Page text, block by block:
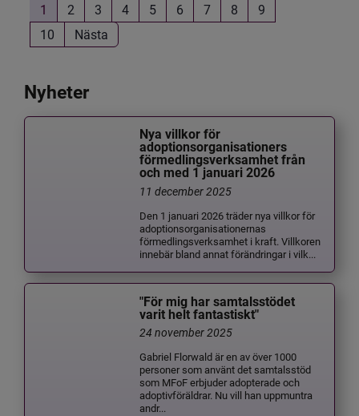
1 2 3 4 5 6 7 8
9
10
Nästa
Nyheter
Nya villkor för
adoptionsorganisationers
förmedlingsverksamhet från
och med 1 januari 2026
11 december 2025
Den 1 januari 2026 träder nya villkor för
adoptionsorganisationernas
förmedlingsverksamhet i kraft. Villkoren
innebär bland annat förändringar i vilk...
"För mig har samtalsstödet
varit helt fantastiskt"
24 november 2025
Gabriel Florwald är en av över 1000
personer som använt det samtalsstöd
som MFoF erbjuder adopterade och
adoptivföräldrar. Nu vill han uppmuntra
andr...